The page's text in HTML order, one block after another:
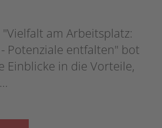
am Arbeitsplatz:
Potenziale entfalten" bot
Einblicke in die Vorteile,